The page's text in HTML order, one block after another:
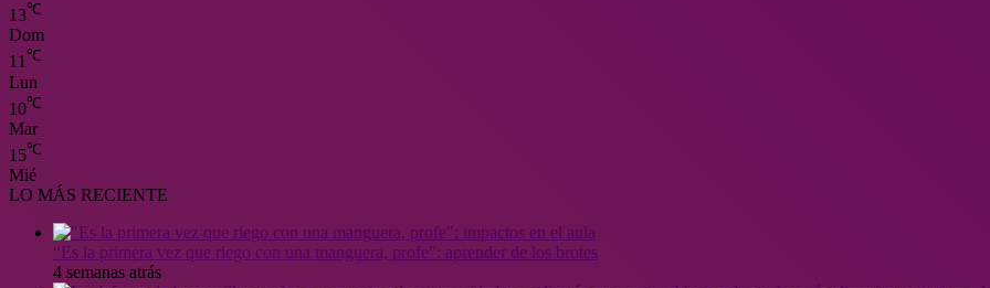
13℃
Dom
11℃
Lun
10℃
Mar
15℃
Mié
LO MÁS RECIENTE
“Es la primera vez que riego con una manguera, profe”: aprender de los brotes
4 semanas atrás